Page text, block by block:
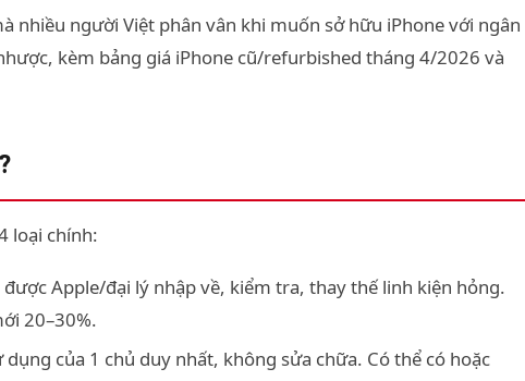
nhiều người Việt phân vân khi muốn sở hữu iPhone với ngân
kèm bảng giá iPhone cũ/refurbished tháng 4/2026 và
loại chính:
được Apple/đại lý nhập về, kiểm tra, thay thế linh kiện hỏng.
20–30%.
dụng của 1 chủ duy nhất, không sửa chữa. Có thể có hoặc